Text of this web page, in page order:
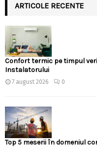
ARTICOLE RECENTE
Confort termic pe timpul
Instalatorului
7 august 2026 0
Top 5 meserii în domeniul